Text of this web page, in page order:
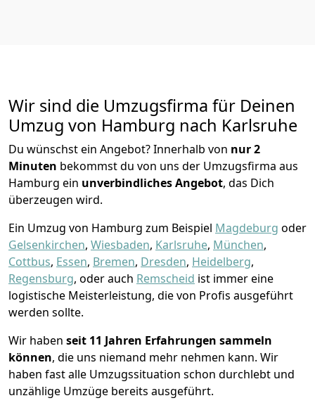
Wir sind die Umzugsfirma für Deinen
Umzug von Hamburg nach Karlsruhe
Du wünschst ein Angebot? Innerhalb von nur 2
Minuten bekommst du von uns der Umzugsfirma aus
Hamburg ein unverbindliches Angebot, das Dich
überzeugen wird.
Ein Umzug von Hamburg zum Beispiel Magdeburg oder
Gelsenkirchen, Wiesbaden, Karlsruhe, München,
Cottbus, Essen, Bremen, Dresden, Heidelberg,
Regensburg, oder auch Remscheid ist immer eine
logistische Meisterleistung, die von Profis ausgeführt
werden sollte.
Wir haben seit 11 Jahren Erfahrungen sammeln
können, die uns niemand mehr nehmen kann. Wir
haben fast alle Umzugssituation schon durchlebt und
unzählige Umzüge bereits ausgeführt.